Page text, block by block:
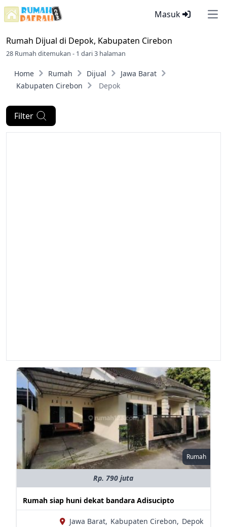
Masuk
Rumah Dijual di Depok, Kabupaten Cirebon
28 Rumah ditemukan - 1 dari 3 halaman
Home Rumah Dijual
Jawa Barat
Kabupaten Cirebon
Depok
Filter
Rumah
Rp. 790 juta
Rumah siap huni dekat bandara Adisucipto
Jawa Barat, Kabupaten Cirebon, Depok